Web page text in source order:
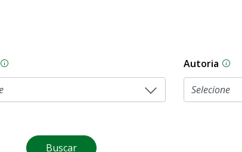
Na CLDF, as proposições legislativas passam por
Autoria As
Buscar